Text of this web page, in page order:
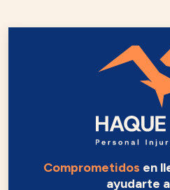
Comprometidos en
ayudarte